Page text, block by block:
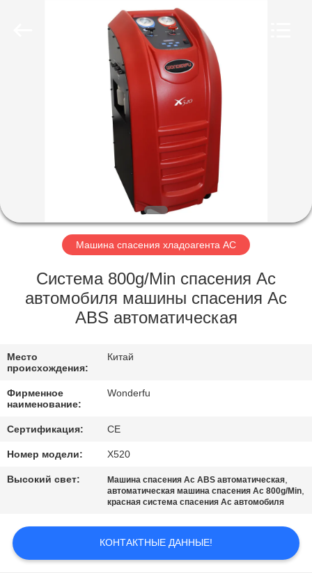
ПУТЕШЕСТВИЕ
ФАБРИКИ
ПРОВЕРКА
КАЧЕСТВА
СВЯЖИТЕСЬ
МЫ
СПРОСИТЕ
ЦИТАТУ
PRIVACY
Машина спасения хладоагента AC
Система 800g/Min спасения Ac
автомобиля машины спасения Ac
ABS автоматическая
Место
происхождения:
Китай
Фирменное
наименование:
Wonderfu
Сертификация: CE
Номер модели: X520
Высокий свет: Машина спасения Ac ABS автоматическая,
автоматическая машина спасения Ac 800g/Min,
красная система спасения Ac автомобиля
КОНТАКТНЫЕ ДАННЫЕ!